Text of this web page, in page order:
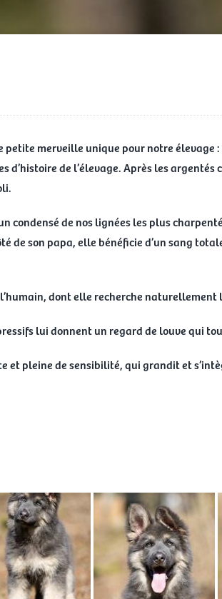
petite merveille unique pour notre élevage
d’histoire de l’élevage. Après les argentés
condensé de nos lignées les plus
de son papa, elle bénéficie d’un sang
dont elle recherche naturellement
lui donnent un regard de louve qui
et pleine de sensibilité, qui grandit et